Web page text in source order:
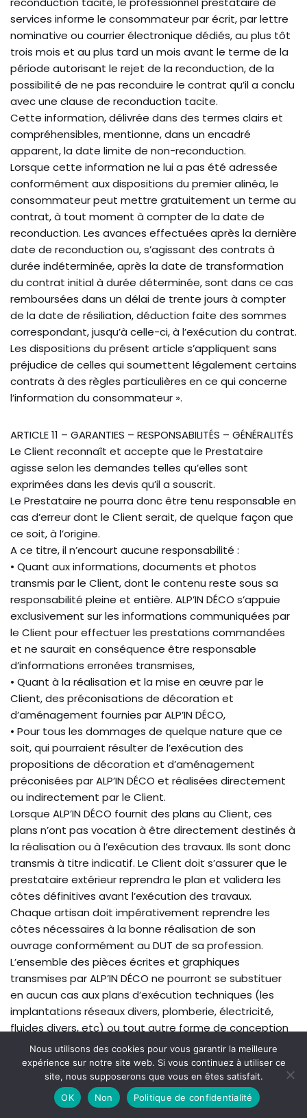
services informe le consommateur par écrit, par lettre
nominative ou courrier électronique dédiés, au plus tôt
trois mois et au plus tard un mois avant le terme de la
période autorisant le rejet de la reconduction, de la
possibilité de ne pas reconduire le contrat qu’il a conclu
avec une clause de reconduction tacite.
Cette information, délivrée dans des termes clairs et
compréhensibles, mentionne, dans un encadré
apparent, la date limite de non-reconduction.
Lorsque cette information ne lui a pas été adressée
conformément aux dispositions du premier alinéa, le
consommateur peut mettre gratuitement un terme au
contrat, à tout moment à compter de la date de
reconduction. Les avances effectuées après la dernière
date de reconduction ou, s’agissant des contrats à
durée indéterminée, après la date de transformation
du contrat initial à durée déterminée, sont dans ce cas
remboursées dans un délai de trente jours à compter
de la date de résiliation, déduction faite des sommes
correspondant, jusqu’à celle-ci, à l’exécution du contrat.
Les dispositions du présent article s’appliquent sans
préjudice de celles qui soumettent légalement certains
contrats à des règles particulières en ce qui concerne
l’information du consommateur ».
ARTICLE 11 – GARANTIES – RESPONSABILITÉS – GÉNÉRALITÉS
Le Client reconnaît et accepte que le Prestataire
agisse selon les demandes telles qu’elles sont
exprimées dans les devis qu’il a souscrit.
Le Prestataire ne pourra donc être tenu responsable en
cas d’erreur dont le Client serait, de quelque façon que
ce soit, à l’origine.
A ce titre, il n’encourt aucune responsabilité :
• Quant aux informations, documents et photos
transmis par le Client, dont le contenu reste sous sa
responsabilité pleine et entière. ALP’IN DÉCO s’appuie
exclusivement sur les informations communiquées par
le Client pour effectuer les prestations commandées
et ne saurait en conséquence être responsable
d’informations erronées transmises,
• Quant à la réalisation et la mise en œuvre par le
Client, des préconisations de décoration et
d’aménagement fournies par ALP’IN DÉCO,
• Pour tous les dommages de quelque nature que ce
soit, qui pourraient résulter de l’exécution des
propositions de décoration et d’aménagement
préconisées par ALP’IN DÉCO et réalisées directement
ou indirectement par le Client.
Lorsque ALP’IN DÉCO fournit des plans au Client, ces
plans n’ont pas vocation à être directement destinés à
la réalisation ou à l’exécution des travaux. Ils sont donc
transmis à titre indicatif. Le Client doit s’assurer que le
prestataire extérieur reprendra le plan et validera les
côtes définitives avant l’exécution des travaux.
Chaque artisan doit impérativement reprendre les
côtes nécessaires à la bonne réalisation de son
ouvrage conformément au DUT de sa profession.
L’ensemble des pièces écrites et graphiques
transmises par ALP’IN DÉCO ne pourront se substituer
en aucun cas aux plans d’exécution techniques (les
implantations réseaux divers, plomberie, électricité,
fluides divers, etc) ou tout autre forme de conception
nécessaire à la réalisation des travaux préalables aux
travaux de décoration intérieure.
En conséquence de ce qui précède, la responsabilité de
ALP’IN DÉCO ne saurait être engagée dans l’hypothèse
où le prestataire extérieur se serait appuyé
Nous utilisons des cookies pour vous garantir la meilleure
expérience sur notre site web. Si vous continuez à utiliser ce
site, nous supposerons que vous en êtes satisfait.
OK
Non Politique de confidentialité